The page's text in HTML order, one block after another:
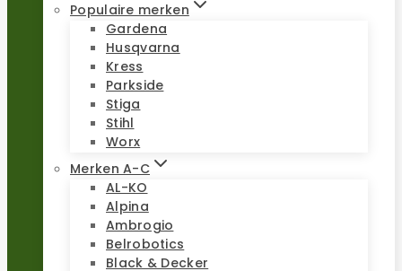
Populaire merken
Gardena
Husqvarna
Kress
Parkside
Stiga
Stihl
Worx
Merken A-C
AL-KO
Alpina
Ambrogio
Belrobotics
Black & Decker